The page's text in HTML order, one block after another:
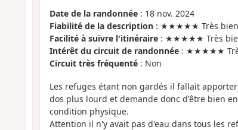
Date de la randonnée: 18 nov. 2024
Fiabilité de la description: ★★★★★ Très bien
Facilité à suivre l'itinéraire: ★★★★★ Très
Intérêt du circuit de randonnée: ★★★★★
Circuit très fréquenté: Non
Les refuges étant non gardés il fallait
dos plus lourd et demande donc d'être bien
condition physique.
Attention il n'y avait pas d'eau dans tous les